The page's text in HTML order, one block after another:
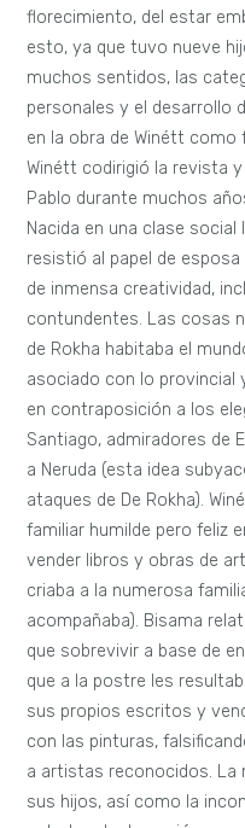
florecimiento, del estar
esto, ya que tuvo nueve
muchos sentidos, las
personales y el desarrollo
en la obra de Winétt
Winétt codirigió la revista
Pablo durante muchos
Nacida en una clase
resistió al papel de
de inmensa creatividad,
contundentes. Las cosas
de Rokha habitaba el
asociado con lo provincial
en contraposición a los
Santiago, admiradores de
a Neruda (esta idea
ataques de De Rokha).
familiar humilde pero feliz
vender libros y obras de
criaba a la numerosa
acompañaba). Bisama
que sobrevivir a base de
que a la postre les
sus propios escritos y
con las pinturas,
a artistas reconocidos. La
sus hijos, así como la